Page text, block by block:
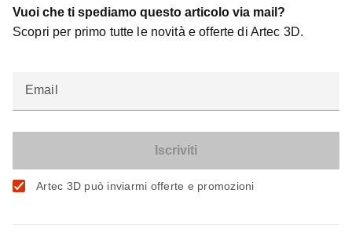
Vuoi che ti spediamo questo articolo via mail?
Scopri per primo tutte le novità e offerte di Artec 3D.
Email
Artec 3D può inviarmi offerte e promozioni